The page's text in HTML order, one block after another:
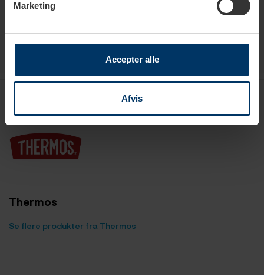
Marketing
Accepter alle
Afvis
Thermos
Se flere produkter fra Thermos